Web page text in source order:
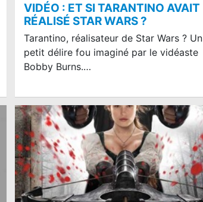
VIDÉO : ET SI TARANTINO AVAIT
RÉALISÉ STAR WARS ?
Tarantino, réalisateur de Star Wars ? Un
petit délire fou imaginé par le vidéaste
Bobby Burns.…